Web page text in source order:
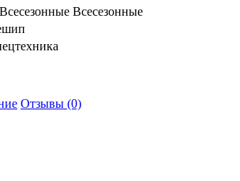
Всесезонные
Отзывы (0)